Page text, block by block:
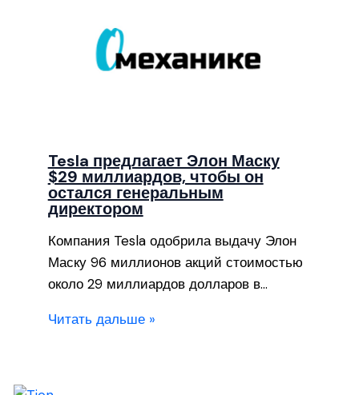
Tesla предлагает Элон Маску
$29 миллиардов, чтобы он
остался генеральным
директором
Компания Tesla одобрила выдачу Элон
Маску 96 миллионов акций стоимостью
около 29 миллиардов долларов в…
Читать дальше »